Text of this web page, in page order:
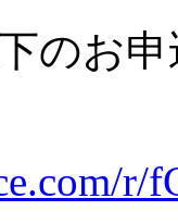
下のお
r/